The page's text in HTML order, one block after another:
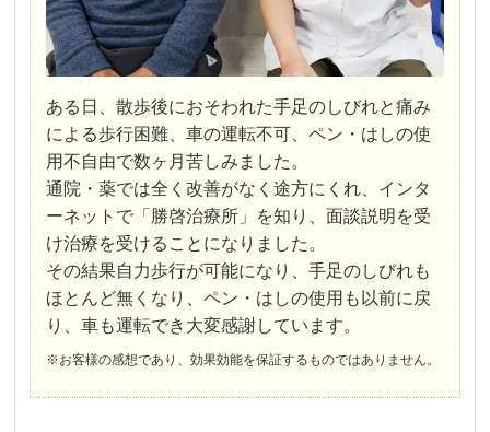
ある日、散歩後におそわれた手足のしびれと痛み
による歩行困難、車の運転不可、ペン・はしの使
用不自由で数ヶ月苦しみました。
通院・薬では全く改善がなく途方にくれ、インタ
ーネットで「勝啓治療所」を知り、面談説明を受
け治療を受けることになりました。
その結果自力歩行が可能になり、手足のしびれも
ほとんど無くなり、ペン・はしの使用も以前に戻
り、車も運転でき大変感謝しています。
※お客様の感想であり、効果効能を保証するものではありません。